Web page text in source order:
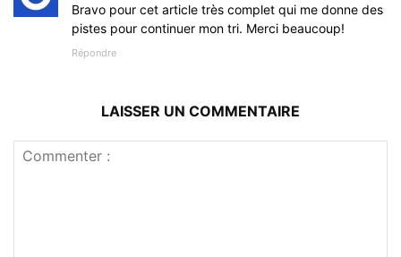
Bravo pour cet article très complet qui me donne des
pistes pour continuer mon tri. Merci beaucoup!
Répondre
LAISSER UN COMMENTAIRE